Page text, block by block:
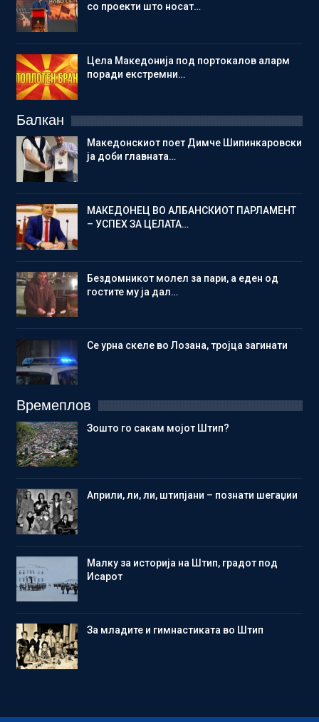
со проекти што носат…
Цела Македонија под портокалов аларм
поради екстремни…
Балкан
Македонскиот поет Димче Шипинкаровски
ја доби главната…
МАКЕДОНЕЦ ВО АЛБАНСКИОТ ПАРЛАМЕНТ
– УСПЕХ ЗА ЦЕЛАТА…
Бездомникот молел за пари, а еден од
гостите му ја дал…
Се урна скеле во Лозана, тројца загинати
Времеплов
Зошто го сакам мојот Штип?
Aприли, ли, ли, штипјани – познати шегаџии
Малку за историја на Штип, градот под
Исарот
Зa младите и гимнастиката во Штип